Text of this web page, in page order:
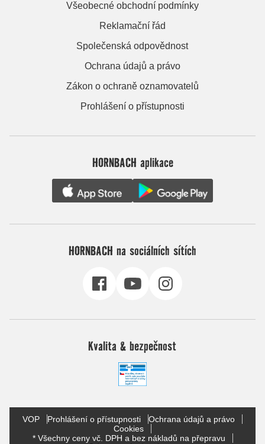
Všeobecné obchodní podmínky
Reklamační řád
Společenská odpovědnost
Ochrana údajů a právo
Zákon o ochraně oznamovatelů
Prohlášení o přístupnosti
HORNBACH aplikace
HORNBACH na sociálních sítích
Kvalita & bezpečnost
VOP Prohlášení o přístupnosti
Ochrana údajů a právo
Cookies
* Všechny ceny vč. DPH a bez nákladů na přepravu